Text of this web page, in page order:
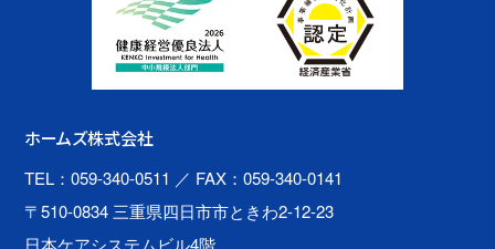
ホームズ株式会社
TEL：059-340-0511 ／ FAX：059-340-0141
〒510-0834 三重県四日市市ときわ2-12-23
日本ケアシステムビル4階